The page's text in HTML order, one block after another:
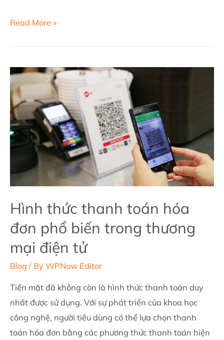
CÁC
THANH
TOÁN
TRỰC
TUYẾN
CHO
WEBSITE
HÀNG
Read More »
Hình thức thanh toán hóa
đơn phổ biến trong thương
mại điện tử
Blog / By WPNow Editor
Tiền mặt đã không còn là hình thức thanh toán duy
nhất được sử dụng. Với sự phát triển của khoa học
công nghệ, người tiêu dùng có thể lựa chọn thanh
toán hóa đơn bằng các phương thức thanh toán hiện